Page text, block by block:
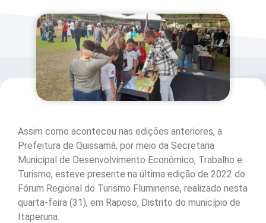
Assim como aconteceu nas edições anteriores, a
Prefeitura de Quissamã, por meio da Secretaria
Municipal de Desenvolvimento Econômico, Trabalho e
Turismo, esteve presente na última edição de 2022 do
Fórum Regional do Turismo Fluminense, realizado nesta
quarta-feira (31), em Raposo, Distrito do município de
Itaperuna.